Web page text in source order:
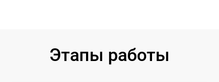
Этапы работы